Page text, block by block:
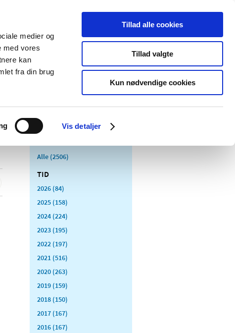
medier og
med vores
kan
fra din brug
Vis detaljer
Tillad alle cookies
Tillad valgte
Kun nødvendige cookies
Udgivelser
Medicinsk
Særlige
produktområder
Alle (2506)
TID
2026 (84)
2025 (158)
2024 (224)
2023 (195)
2022 (197)
2021 (516)
2020 (263)
2019 (159)
2018 (150)
2017 (167)
2016 (167)